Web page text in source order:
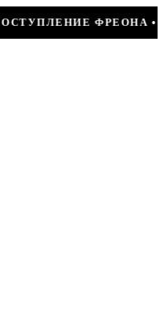
ДО 50% НА ВЕСЬ